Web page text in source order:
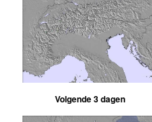
Volgende 3 dagen